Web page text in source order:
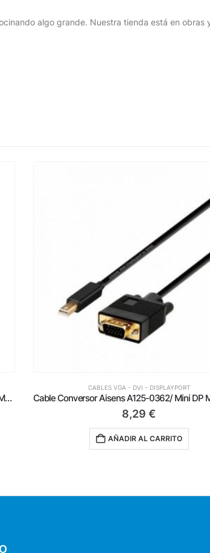
algo grande. Nuestra tienda está en obras
Cable Conversor Aisens A125-0362/ Mini DP Macho – VGA Macho/ 2m/ Negro
CABLES VGA - DVI - DISPLAYPORT
10,25€
AÑADIR AL CARRITO